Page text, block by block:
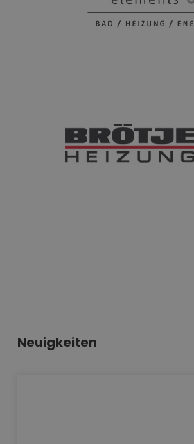
Neuigkeiten